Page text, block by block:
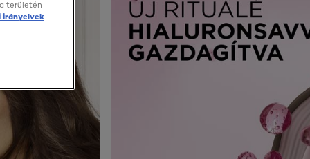
területén
irányelvek